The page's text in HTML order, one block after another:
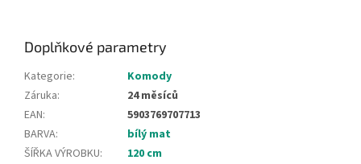
Doplňkové parametry
Kategorie:
Komody
Záruka:
24 měsíců
EAN:
5903769707713
BARVA:
bílý mat
ŠÍŘKA VÝROBKU:
120 cm